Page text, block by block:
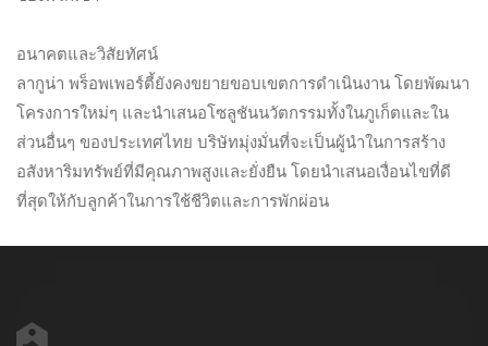
อนาคตและวิสัยทัศน์
ลากูน่า พร็อพเพอร์ตี้ยังคงขยายขอบเขตการดำเนินงาน โดยพัฒนา
โครงการใหม่ๆ และนำเสนอโซลูชันนวัตกรรมทั้งในภูเก็ตและใน
ส่วนอื่นๆ ของประเทศไทย บริษัทมุ่งมั่นที่จะเป็นผู้นำในการสร้าง
อสังหาริมทรัพย์ที่มีคุณภาพสูงและยั่งยืน โดยนำเสนอเงื่อนไขที่ดี
ที่สุดให้กับลูกค้าในการใช้ชีวิตและการพักผ่อน